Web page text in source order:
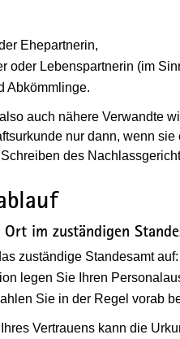
Ehepartnerin,
oder Lebenspartnerin (im
Abkömmlinge.
auch nähere Verwandte
nur dann, wenn
des
im zuständigen
zuständige Standesamt auf:
legen Sie Ihren
Sie in der Regel vorab
Vertrauens kann die